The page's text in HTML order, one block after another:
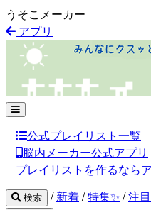
うそこメーカー
アプリ
公式プレイリスト一覧
脳内メーカー公式アプリ
プレイリストを作るなら
検索 / 新着/特集✨ /注目